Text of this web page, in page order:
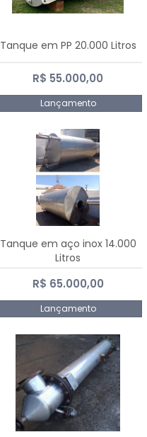
Tanque em PP 20.000 Litros
R$ 55.000,00
Lançamento
Tanque em aço inox 14.000
Litros
R$ 65.000,00
Lançamento